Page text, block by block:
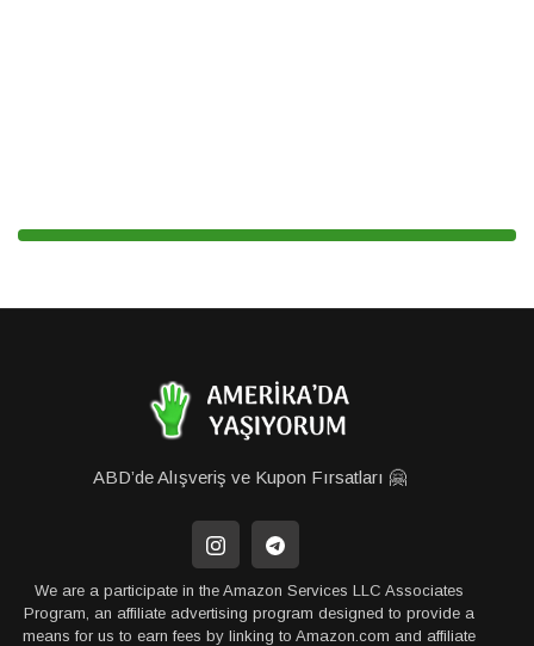
ABD’de Alışveriş ve Kupon Fırsatları 🤗
We are a participate in the Amazon Services LLC Associates
Program, an affiliate advertising program designed to provide a
means for us to earn fees by linking to Amazon.com and affiliate